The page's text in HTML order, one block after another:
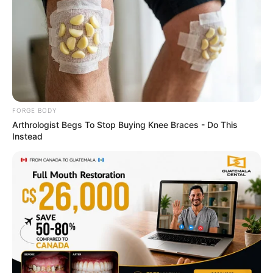
This Trick Will Give You An Erection At Any Age
MEDVI
FORGE BODY
Arthrologist Begs To Stop Buying Knee Braces - Do This
Instead